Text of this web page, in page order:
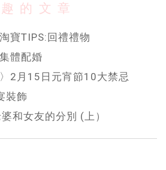
的文章
寶TIPS:回禮禮物
體配婚
〉2月15日元宵節10大禁忌
裝飾
和女友的分別 (上）